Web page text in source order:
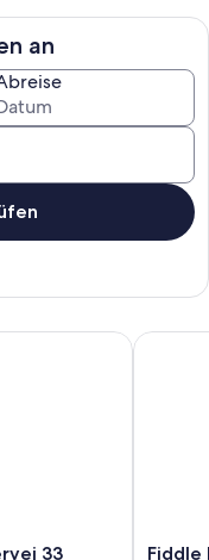
Badausstattung gehört
einen kostenlosen
> 500 MBit/s (reicht
stehen in den
an
33
Fiddle
Fiddle
Fiddle